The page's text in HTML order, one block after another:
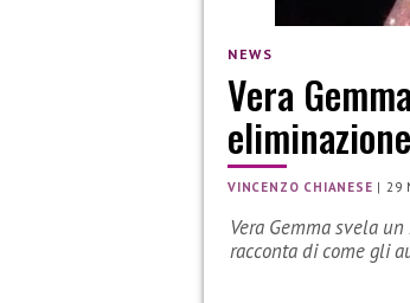
NEWS
Vera
VINCENZO CHIANESE |29
Vera Gemma svela
racconta di come gli